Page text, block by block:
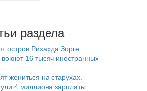
раздела
остров Рихарда Зорге
16 тысяч иностранных
жениться на старухах.
4 миллиона зарплаты.